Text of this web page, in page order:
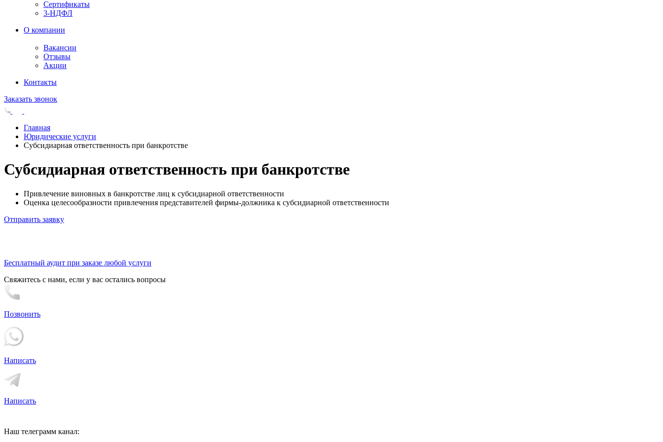
Сертификаты
3-НДФЛ
О компании
Вакансии
Отзывы
Акции
Контакты
Заказать звонок
Главная
Юридические услуги
Субсидиарная ответственность при банкротстве
Субсидиарная ответственность при банкротстве
Привлечение виновных в банкротстве лиц к субсидиарной ответственности
Оценка целесообразности привлечения представителей фирмы-должника к субсидиарной ответственности
Отправить заявку
Бесплатный аудит при заказе любой услуги
Свяжитесь с нами, если у вас остались вопросы
Позвонить
Написать
Написать
Наш телеграмм канал: